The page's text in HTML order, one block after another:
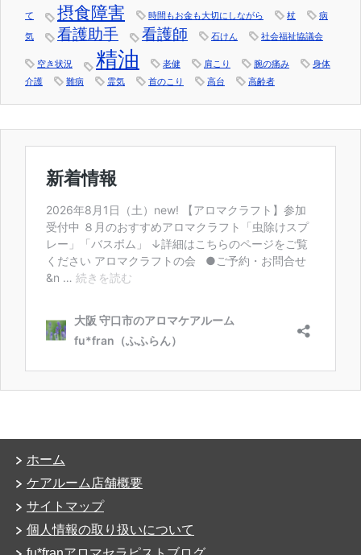
て 摂食障害 時間もお金も大切にしながら 杖 病
気 看護助手 看護師 石けん 社会福祉協議会
空き状況 精油 老健 肩こり 腕の痛み
身体
介護
難病 霊気 首のこり 高台 高齢者
ホーム
ケアルーム店舗概要
サイトマップ
個人情報の取り扱いについて